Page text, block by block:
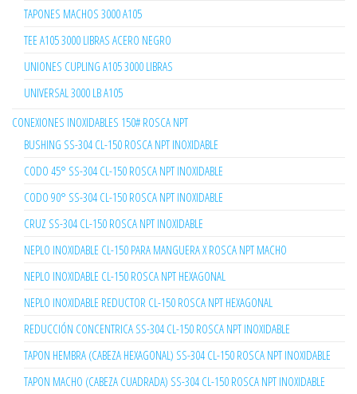
TAPONES MACHOS 3000 A105
TEE A105 3000 LIBRAS ACERO NEGRO
UNIONES CUPLING A105 3000 LIBRAS
UNIVERSAL 3000 LB A105
CONEXIONES INOXIDABLES 150# ROSCA NPT
BUSHING SS-304 CL-150 ROSCA NPT INOXIDABLE
CODO 45° SS-304 CL-150 ROSCA NPT INOXIDABLE
CODO 90° SS-304 CL-150 ROSCA NPT INOXIDABLE
CRUZ SS-304 CL-150 ROSCA NPT INOXIDABLE
NEPLO INOXIDABLE CL-150 PARA MANGUERA X ROSCA NPT MACHO
NEPLO INOXIDABLE CL-150 ROSCA NPT HEXAGONAL
NEPLO INOXIDABLE REDUCTOR CL-150 ROSCA NPT HEXAGONAL
REDUCCIÓN CONCENTRICA SS-304 CL-150 ROSCA NPT INOXIDABLE
TAPON HEMBRA (CABEZA HEXAGONAL) SS-304 CL-150 ROSCA NPT INOXIDABLE
TAPON MACHO (CABEZA CUADRADA) SS-304 CL-150 ROSCA NPT INOXIDABLE